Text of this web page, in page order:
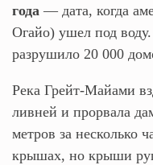
года — дата, когда
Огайо) ушел под
разрушило 20 000
Река Грейт-Майами
ливней и прорвала
метров за несколько
крышах, но крыши